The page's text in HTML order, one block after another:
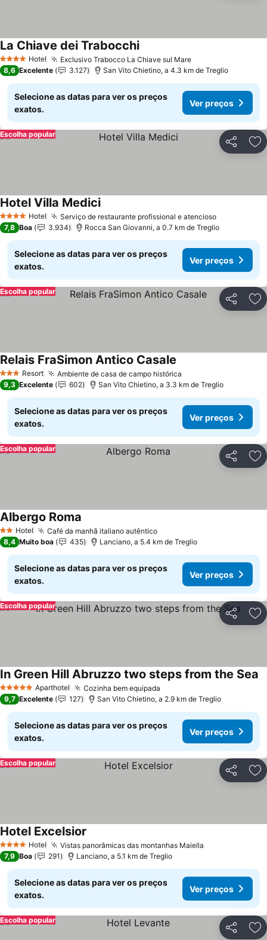
4 EstrelasHotel Exclusivo Trabocco La Chiave sul Mare
La Chiave dei Trabocchi
8,6 Excelente 3.127 San Vito Chietino, a 4.3 km de Treglio
Selecione as datas para ver os preços
exatos.
Ver preços
Partilhar
Escolha popular
4 EstrelasHotel Serviço de restaurante profissional e atencioso
Hotel Villa Medici
7,8 Boa 3.934 Rocca San Giovanni, a 0.7 km de Treglio
Selecione as datas para ver os preços
exatos.
Ver preços
Partilhar
Escolha popular
3 EstrelasResort Ambiente de casa de campo histórica
Relais FraSimon Antico Casale
9,3 Excelente 602 San Vito Chietino, a 3.3 km de Treglio
Selecione as datas para ver os preços
exatos.
Ver preços
Partilhar
Escolha popular
2 Estrelas
Hotel Café da manhã italiano autêntico
Albergo Roma
8,4 Muito boa 435 Lanciano, a 5.4 km de Treglio
Selecione as datas para ver os preços
exatos.
Ver preços
Partilhar
Escolha popular
5 Estrelas Aparthotel Cozinha bem equipada
In Green Hill Abruzzo two steps from the Sea
9,7 Excelente 127 San Vito Chietino, a 2.9 km de Treglio
Selecione as datas para ver os preços
exatos.
Ver preços
Partilhar
Escolha popular
4 EstrelasHotel Vistas panorâmicas das montanhas Maiella
Hotel Excelsior
7,9 Boa 291 Lanciano, a 5.1 km de Treglio
Selecione as datas para ver os preços
exatos.
Ver preços
Partilhar
Escolha popular